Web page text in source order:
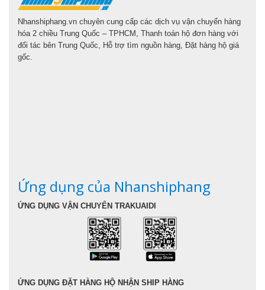
Nhanshiphang.vn chuyên cung cấp các dịch vụ vận chuyển hàng
hóa 2 chiều Trung Quốc – TPHCM, Thanh toán hộ đơn hàng với
đối tác bên Trung Quốc, Hỗ trợ tìm nguồn hàng, Đặt hàng hộ giá
gốc.
Ứng dụng của Nhanshiphang
ỨNG DỤNG VẬN CHUYỂN TRAKUAIDI
ỨNG DỤNG ĐẶT HÀNG HỘ NHẬN SHIP HÀNG